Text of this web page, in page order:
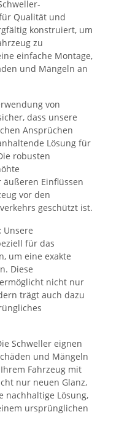
Qualität und
konstruiert, um
zu
einfache Montage,
und Mängeln an
von
dass unsere
Ansprüchen
Lösung für
robusten
Einflüssen
vor den
geschützt ist.
Unsere
für das
um eine exakte
Diese
nicht nur
trägt auch dazu
Schweller eignen
und Mängeln
Fahrzeug mit
nur neuen Glanz,
nachhaltige Lösung,
ursprünglichen